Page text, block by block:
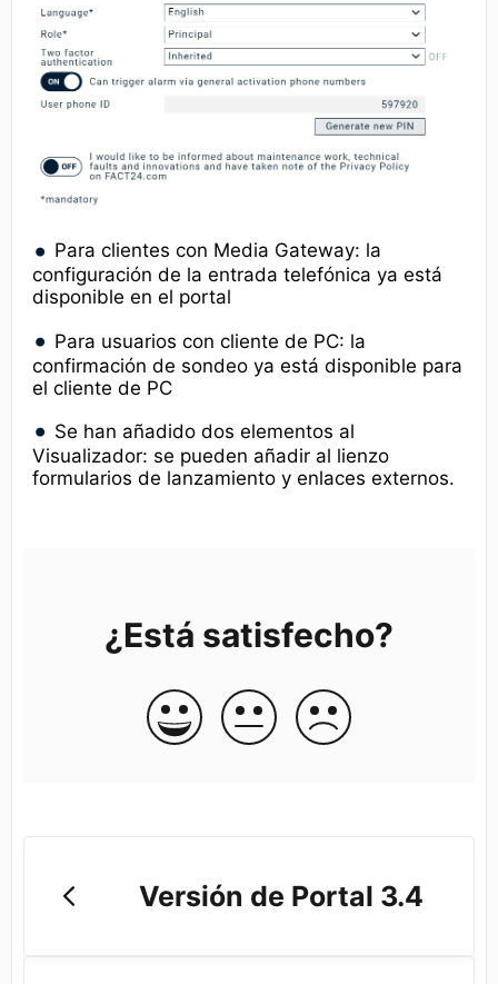
Para clientes con Media Gateway: la
configuración de la entrada telefónica ya está
disponible en el portal
Para usuarios con cliente de PC: la
confirmación de sondeo ya está disponible para
el cliente de PC
Se han añadido dos elementos al
Visualizador: se pueden añadir al lienzo
formularios de lanzamiento y enlaces externos.
¿Está satisfecho?
Versión de Portal 3.4